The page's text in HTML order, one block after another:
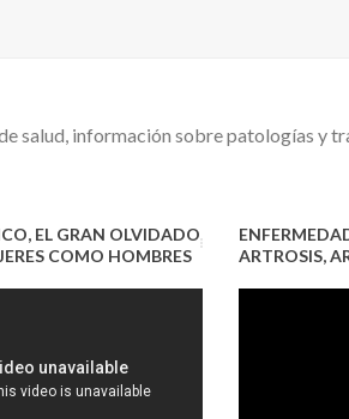
salud, información sobre patologías y
EL GRAN OLVIDADO
COMO HOMBRES
ARTROSIS,